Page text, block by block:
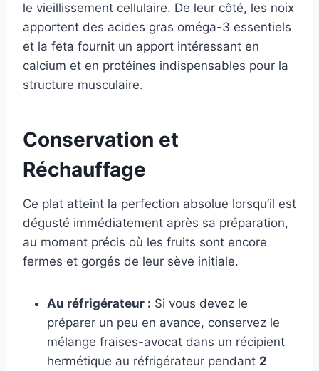
le vieillissement cellulaire. De leur côté, les noix
apportent des acides gras oméga-3 essentiels
et la feta fournit un apport intéressant en
calcium et en protéines indispensables pour la
structure musculaire.
Conservation et
Réchauffage
Ce plat atteint la perfection absolue lorsqu’il est
dégusté immédiatement après sa préparation,
au moment précis où les fruits sont encore
fermes et gorgés de leur sève initiale.
Au réfrigérateur : Si vous devez le
préparer un peu en avance, conservez le
mélange fraises-avocat dans un récipient
hermétique au réfrigérateur pendant 2